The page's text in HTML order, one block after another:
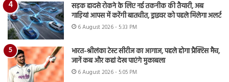
सड़क हादसे रोकने के लिए नई तकनीक की तैयारी, अब
गाड़ियां आपस में करेंगी बातचीत, ड्राइवर को पहले मिलेगा अलर्ट
6 August 2026 - 5:33 PM
भारत-श्रीलंका टेस्ट सीरीज का आगाज, पहले होगा प्रैक्टिस मैच,
जानें कब और कहां देख पाएंगे मुकाबला
6 August 2026 - 5:05 PM